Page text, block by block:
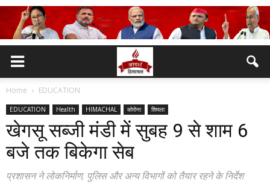
Home EDUCATION
EDUCATION Health HIMACHAL कोरोना शिमला
खेगसू सब्जी मंडी में सुबह 9 से शाम 6
बजे तक बिकेगा सेब
प्रशासन ने लोकनिर्माण, पुलिस और अन्य विभागों को तैयार रहने के निर्देश